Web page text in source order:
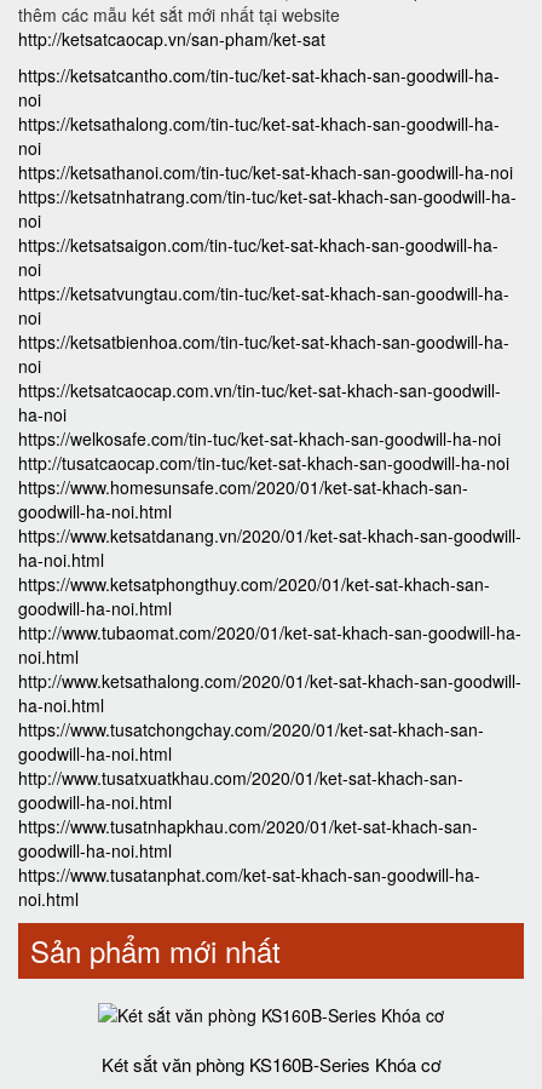
thêm các mẫu két sắt mới nhất tại website
http://ketsatcaocap.vn/san-pham/ket-sat
https://ketsatcantho.com/tin-tuc/ket-sat-khach-san-goodwill-ha-
noi
https://ketsathalong.com/tin-tuc/ket-sat-khach-san-goodwill-ha-
noi
https://ketsathanoi.com/tin-tuc/ket-sat-khach-san-goodwill-ha-noi
https://ketsatnhatrang.com/tin-tuc/ket-sat-khach-san-goodwill-ha-
noi
https://ketsatsaigon.com/tin-tuc/ket-sat-khach-san-goodwill-ha-
noi
https://ketsatvungtau.com/tin-tuc/ket-sat-khach-san-goodwill-ha-
noi
https://ketsatbienhoa.com/tin-tuc/ket-sat-khach-san-goodwill-ha-
noi
https://ketsatcaocap.com.vn/tin-tuc/ket-sat-khach-san-goodwill-
ha-noi
https://welkosafe.com/tin-tuc/ket-sat-khach-san-goodwill-ha-noi
http://tusatcaocap.com/tin-tuc/ket-sat-khach-san-goodwill-ha-noi
https://www.homesunsafe.com/2020/01/ket-sat-khach-san-
goodwill-ha-noi.html
https://www.ketsatdanang.vn/2020/01/ket-sat-khach-san-goodwill-
ha-noi.html
https://www.ketsatphongthuy.com/2020/01/ket-sat-khach-san-
goodwill-ha-noi.html
http://www.tubaomat.com/2020/01/ket-sat-khach-san-goodwill-ha-
noi.html
http://www.ketsathalong.com/2020/01/ket-sat-khach-san-goodwill-
ha-noi.html
https://www.tusatchongchay.com/2020/01/ket-sat-khach-san-
goodwill-ha-noi.html
http://www.tusatxuatkhau.com/2020/01/ket-sat-khach-san-
goodwill-ha-noi.html
https://www.tusatnhapkhau.com/2020/01/ket-sat-khach-san-
goodwill-ha-noi.html
https://www.tusatanphat.com/ket-sat-khach-san-goodwill-ha-
noi.html
Sản phẩm mới nhất
Két sắt văn phòng KS160B-Series Khóa cơ